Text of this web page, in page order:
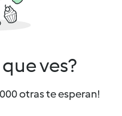
ves?
otras te esperan!